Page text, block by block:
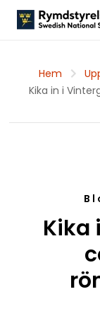
Hem
Kika in i
Kika